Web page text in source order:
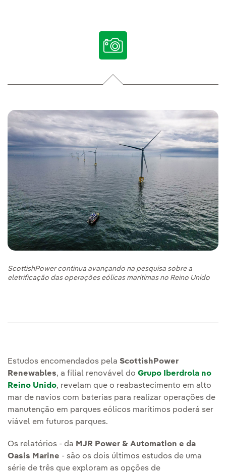
ScottishPower continua avançando na pesquisa sobre a
eletrificação das operações eólicas marítimas no Reino Unido
Estudos encomendados pela ScottishPower
Renewables, a filial renovável do Grupo Iberdrola no
Reino Unido, revelam que o reabastecimento em alto
mar de navios com baterias para realizar operações de
manutenção em parques eólicos marítimos poderá ser
viável em futuros parques.
Os relatórios - da MJR Power & Automation e da
Oasis Marine - são os dois últimos estudos de uma
série de três que exploram as opções de